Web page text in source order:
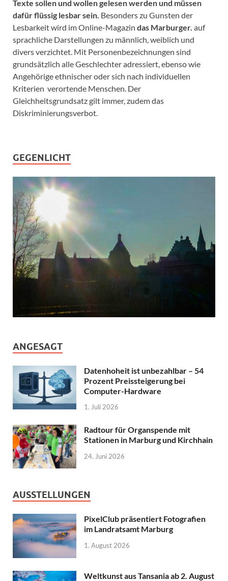
Texte sollen und wollen gelesen werden und müssen
dafür flüssig lesbar sein. Besonders zu Gunsten der
Lesbarkeit wird im Online-Magazin das Marburger. auf
sprachliche Darstellungen zu männlich, weiblich und
divers verzichtet. Mit Personenbezeichnungen sind
grundsätzlich alle Geschlechter adressiert, ebenso wie
Angehörige ethnischer oder sich nach individuellen
Kriterien verortende Menschen. Der
Gleichheitsgrundsatz gilt immer, zudem das
Diskriminierungsverbot.
GEGENLICHT
ANGESAGT
Datenhoheit ist unbezahlbar – 54
Prozent Preissteigerung bei
Computer-Hardware
1. Juli 2026
Radtour für Organspende mit
Stationen in Marburg und Kirchhain
24. Juni 2026
AUSSTELLUNGEN
PixelClub präsentiert Fotografien
im Landratsamt Marburg
1. August 2026
Weltkunst aus Tansania ab 2. August